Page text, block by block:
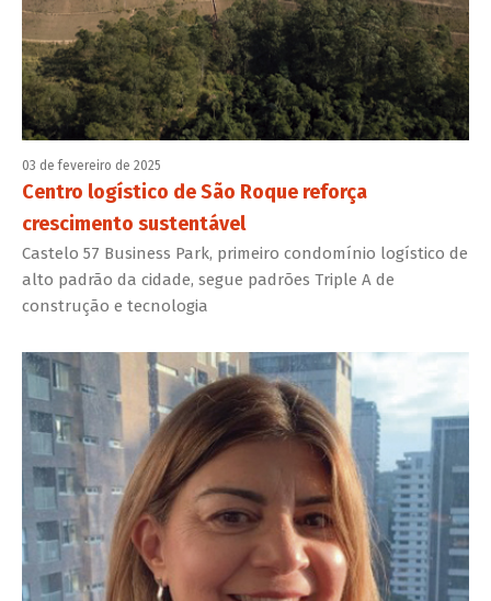
03 de fevereiro de 2025
Centro logístico de São Roque reforça
crescimento sustentável
Castelo 57 Business Park, primeiro condomínio logístico de
alto padrão da cidade, segue padrões Triple A de
construção e tecnologia